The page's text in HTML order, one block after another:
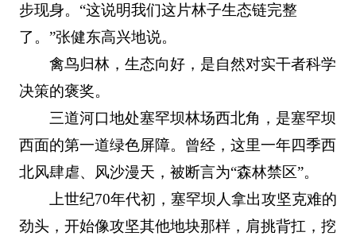
步现身。“这说明我们这片林子生态链完整
了。”张健东高兴地说。
禽鸟归林，生态向好，是自然对实干者科学
决策的褒奖。
三道河口地处塞罕坝林场西北角，是塞罕坝
西面的第一道绿色屏障。曾经，这里一年四季西
北风肆虐、风沙漫天，被断言为“森林禁区”。
上世纪70年代初，塞罕坝人拿出攻坚克难的
劲头，开始像攻坚其他地块那样，肩挑背扛，挖